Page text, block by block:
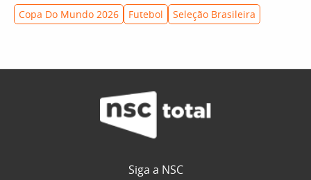
Copa Do Mundo 2026
Futebol Seleção Brasileira
Siga a NSC